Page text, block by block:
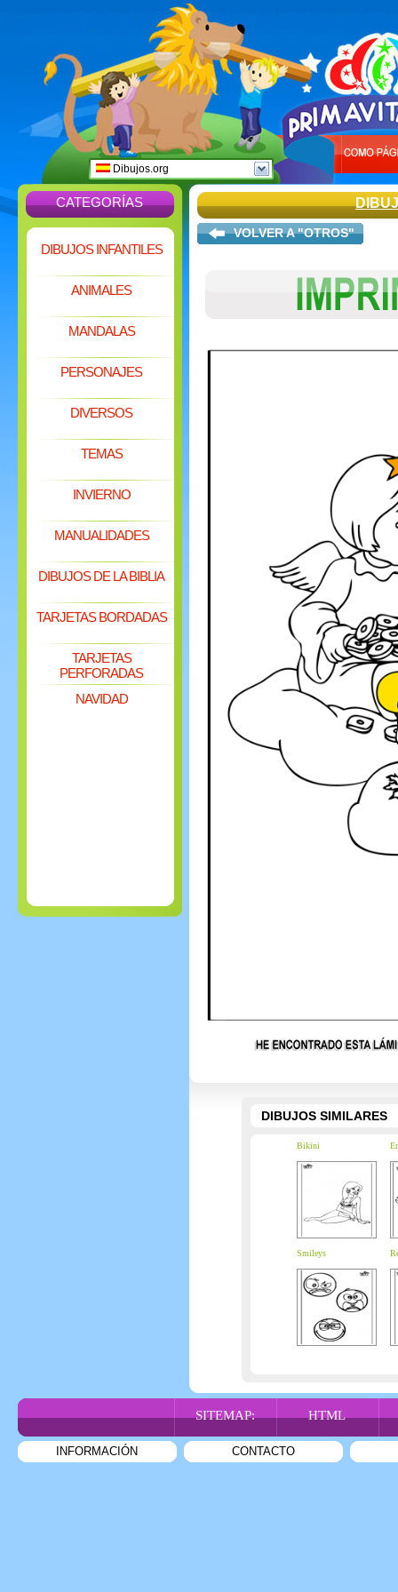
Dibujos.org
CATEGORÍAS
DIBUJOS INFANTILES
ANIMALES
MANDALAS
PERSONAJES
DIVERSOS
TEMAS
INVIERNO
MANUALIDADES
DIBUJOS DE LA BIBLIA
TARJETAS BORDADAS
TARJETAS
PERFORADAS
NAVIDAD
VOLVER A "OTROS"
DIBUJOS SIMILARES
Bikini
Smileys
SITEMAP: HTML
INFORMACIÓN CONTACTO